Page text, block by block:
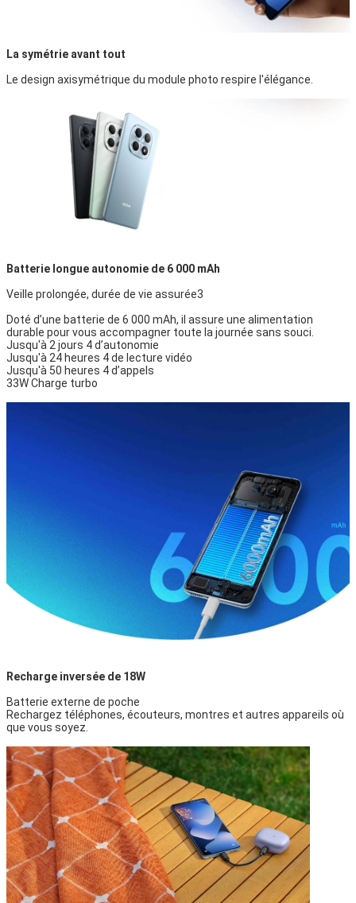
La symétrie avant tout
Le design axisymétrique du module photo respire l'élégance.
Batterie longue autonomie de 6 000 mAh
Veille prolongée, durée de vie assurée3
Doté d’une batterie de 6 000 mAh, il assure une alimentation
durable pour vous accompagner toute la journée sans souci.
Jusqu'à 2 jours 4 d’autonomie
Jusqu'à 24 heures 4 de lecture vidéo
Jusqu'à 50 heures 4 d’appels
33W Charge turbo
Recharge inversée de 18W
Batterie externe de poche
Rechargez téléphones, écouteurs, montres et autres appareils où
que vous soyez.